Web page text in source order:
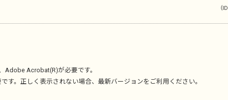
（
Adobe Acrobat(R)が必要です。
す。正しく表示されない場合、最新バージョンをご利用ください。